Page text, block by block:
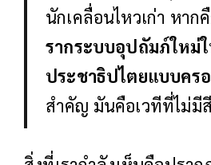
นักเคลื่อนไหวเก่า หาก
รากระบบอุปถัมภ์ใหม่
ประชาธิปไตยแบบคร
สำคัญ มันคือเวทีที่ไม่มี